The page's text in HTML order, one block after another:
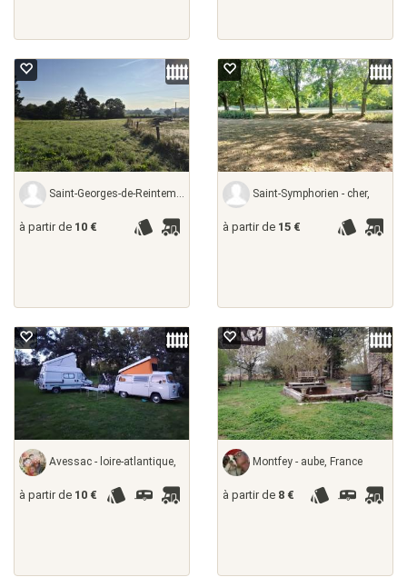
Saint-Georges-de-Reintembault - ille-et-vilaine,
à partir de 10 €
Saint-Symphorien - cher,
à partir de 15 €
Avessac - loire-atlantique,
à partir de 10 €
Montfey - aube, France
à partir de 8 €